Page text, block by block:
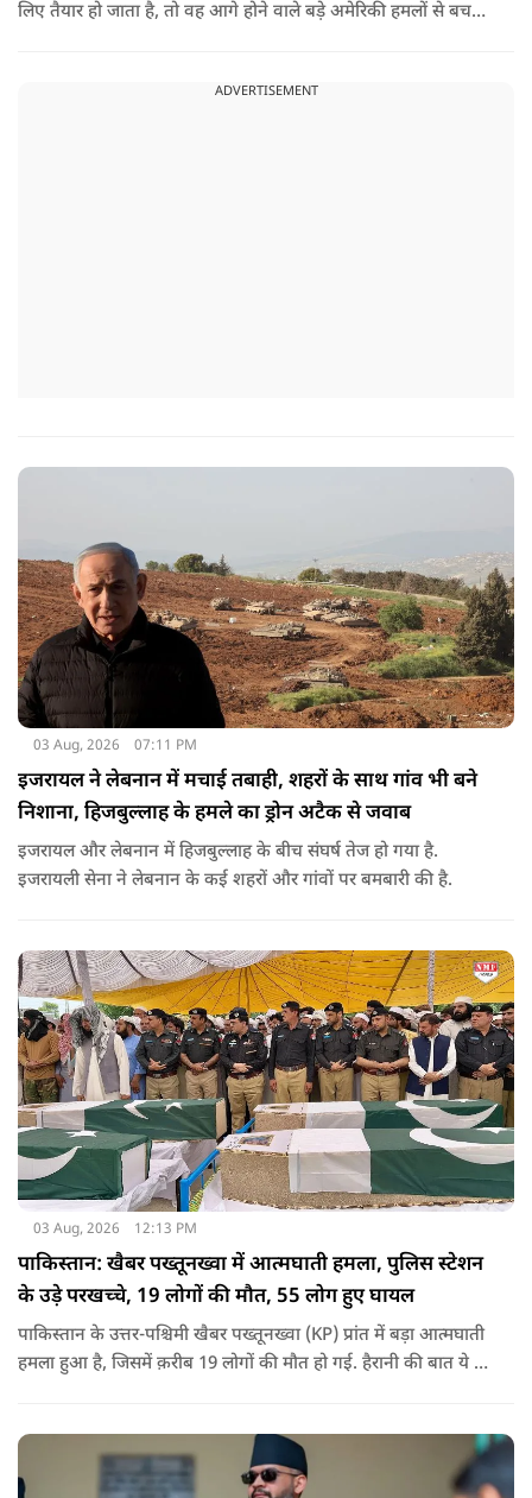
लिए तैयार हो जाता है, तो वह आगे होने वाले बड़े अमेरिकी हमलों से बच
ADVERTISEMENT
03 Aug, 2026 07:11 PM
इजरायल ने लेबनान में मचाई तबाही, शहरों के साथ गांव भी बने
निशाना, हिजबुल्लाह के हमले का ड्रोन अटैक से जवाब
इजरायल और लेबनान में हिजबुल्लाह के बीच संघर्ष तेज हो गया है.
इजरायली सेना ने लेबनान के कई शहरों और गांवों पर बमबारी की है.
03 Aug, 2026 12:13 PM
पाकिस्तान: खैबर पख्तूनख्वा में आत्मघाती हमला, पुलिस स्टेशन
के उड़े परखच्चे, 19 लोगों की मौत, 55 लोग हुए घायल
पाकिस्तान के उत्तर-पश्चिमी खैबर पख्तूनख्वा (KP) प्रांत में बड़ा आत्मघाती
हमला हुआ है, जिसमें क़रीब 19 लोगों की मौत हो गई. हैरानी की बात ये है